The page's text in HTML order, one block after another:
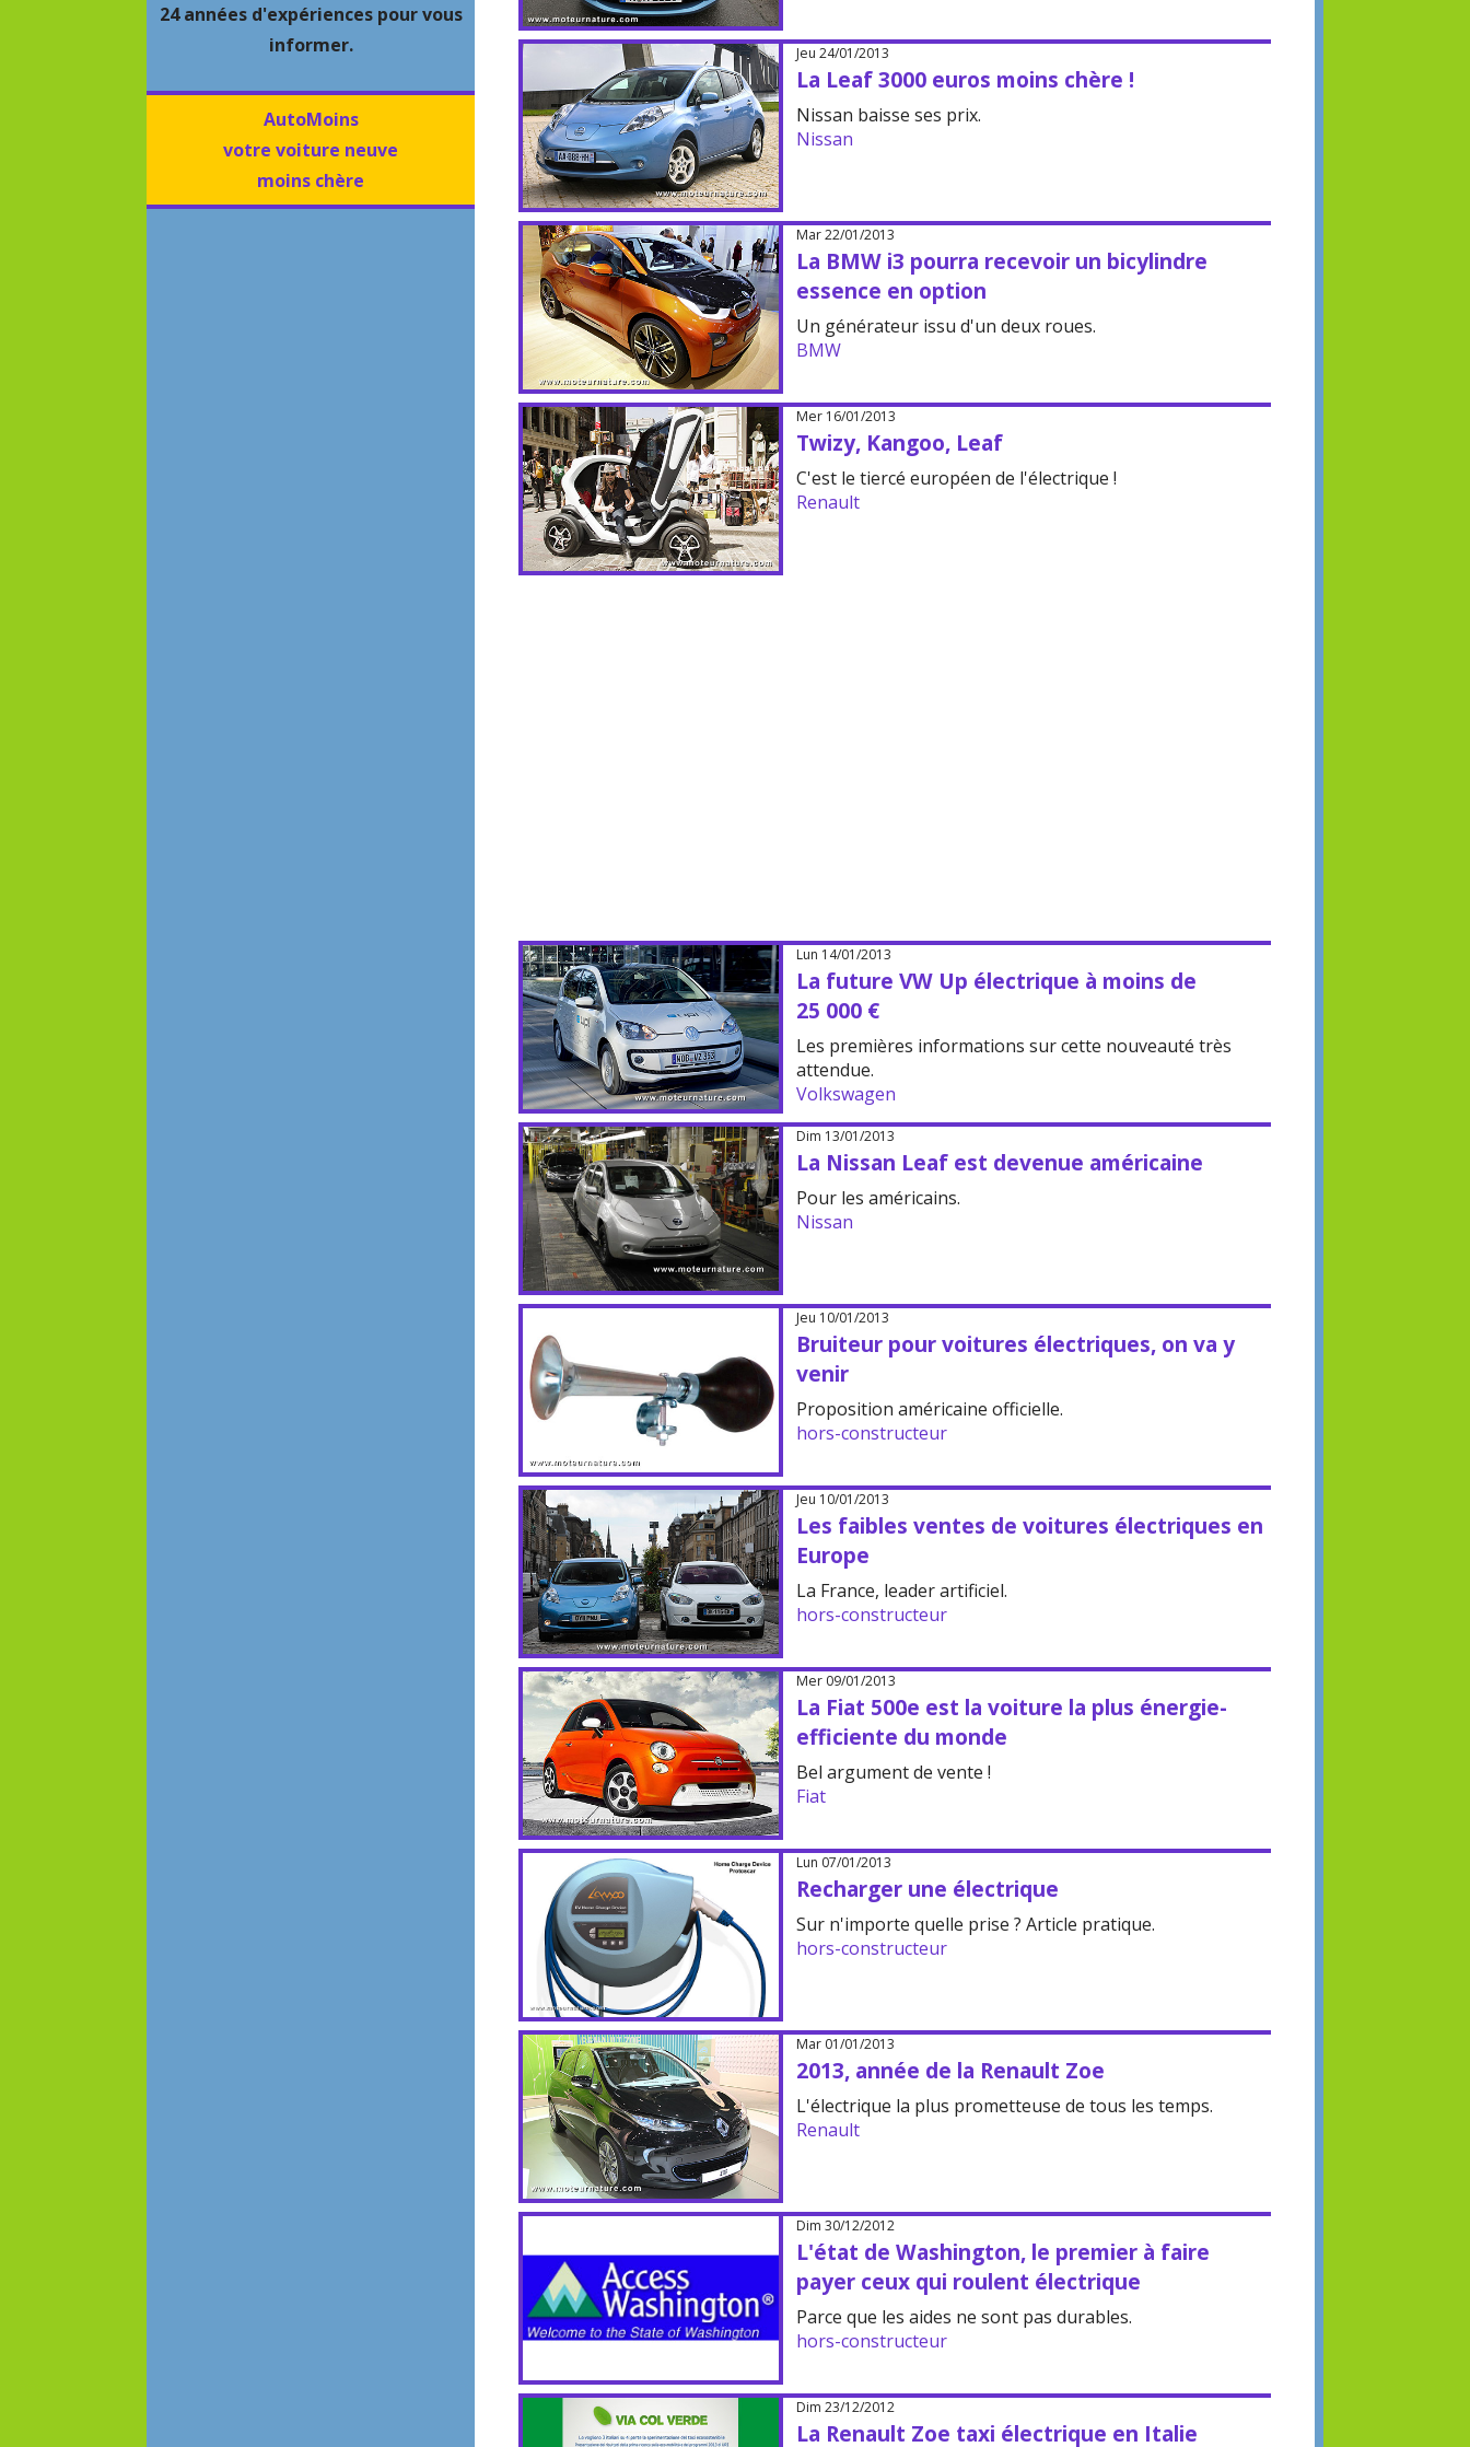
24 années d'expériences pour vous
informer.
AutoMoins
votre voiture neuve
moins chère
Jeu 24/01/2013
La Leaf 3000 euros moins chère !
Nissan baisse ses prix.
Nissan
Mar 22/01/2013
La BMW i3 pourra recevoir un bicylindre
essence en option
Un générateur issu d'un deux roues.
BMW
Mer 16/01/2013
Twizy, Kangoo, Leaf
C'est le tiercé européen de l'électrique !
Renault
Lun 14/01/2013
La future VW Up électrique à moins de
25 000 €
Les premières informations sur cette nouveauté très
attendue.
Volkswagen
Dim 13/01/2013
La Nissan Leaf est devenue américaine
Pour les américains.
Nissan
Jeu 10/01/2013
Bruiteur pour voitures électriques, on va y
venir
Proposition américaine officielle.
hors-constructeur
Jeu 10/01/2013
Les faibles ventes de voitures électriques en
Europe
La France, leader artificiel.
hors-constructeur
Mer 09/01/2013
La Fiat 500e est la voiture la plus énergie-
efficiente du monde
Bel argument de vente !
Fiat
Lun 07/01/2013
Recharger une électrique
Sur n'importe quelle prise ? Article pratique.
hors-constructeur
Mar 01/01/2013
2013, année de la Renault Zoe
L'électrique la plus prometteuse de tous les temps.
Renault
Dim 30/12/2012
L'état de Washington, le premier à faire
payer ceux qui roulent électrique
Parce que les aides ne sont pas durables.
hors-constructeur
Dim 23/12/2012
La Renault Zoe taxi électrique en Italie